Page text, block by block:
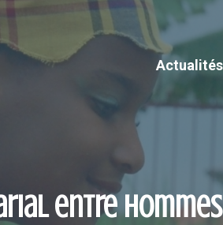
Actualités
entre